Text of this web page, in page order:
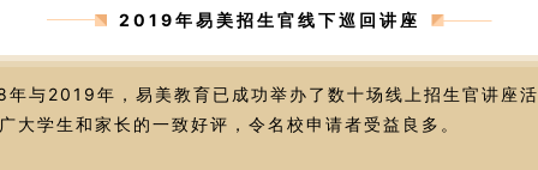
2019年易美招生官线下巡回讲座
年与2019年，易美教育已成功举办了数十场线上招生官讲座
大学生和家长的一致好评，令名校申请者受益良多。